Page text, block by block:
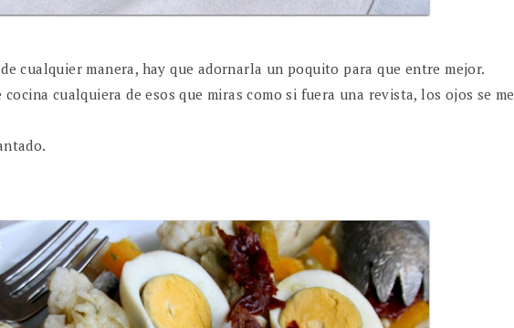
cualquier manera, hay que adornarla un poquito para que entre mejor.
cualquiera de esos que miras como si fuera una revista, los ojos se me